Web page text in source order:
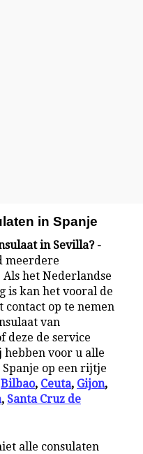
in Spanje
in Sevilla? -
meerdere
het Nederlandse
is kan het vooral de
op te nemen
van
deze de service
voor u alle
op een rijtje
Bilbao, Ceuta, Gijon,
, Santa Cruz de
alle consulaten